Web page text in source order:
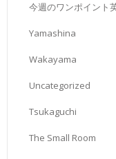
今週のワンポイント
Yamashina
Wakayama
Uncategorized
Tsukaguchi
The Small Room